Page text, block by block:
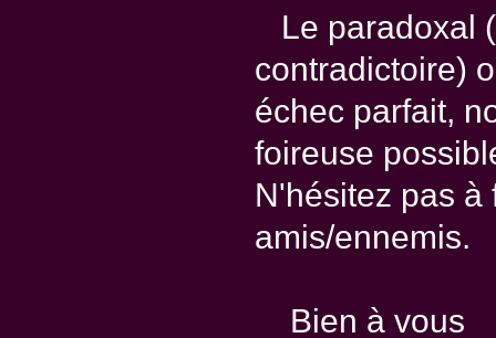
Le paradoxal
contradictoire)
échec parfait,
foireuse
N'hésitez pas à
amis/ennemis.
Bien à vous